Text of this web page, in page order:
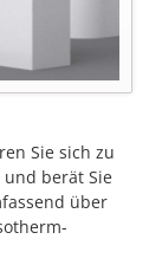
Sie sich zu
berät Sie
über